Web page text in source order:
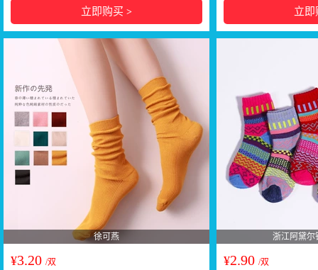
立即购买 > 立
徐可燕
¥3.20 /双
浙江阿黛尔
¥2.90 /双